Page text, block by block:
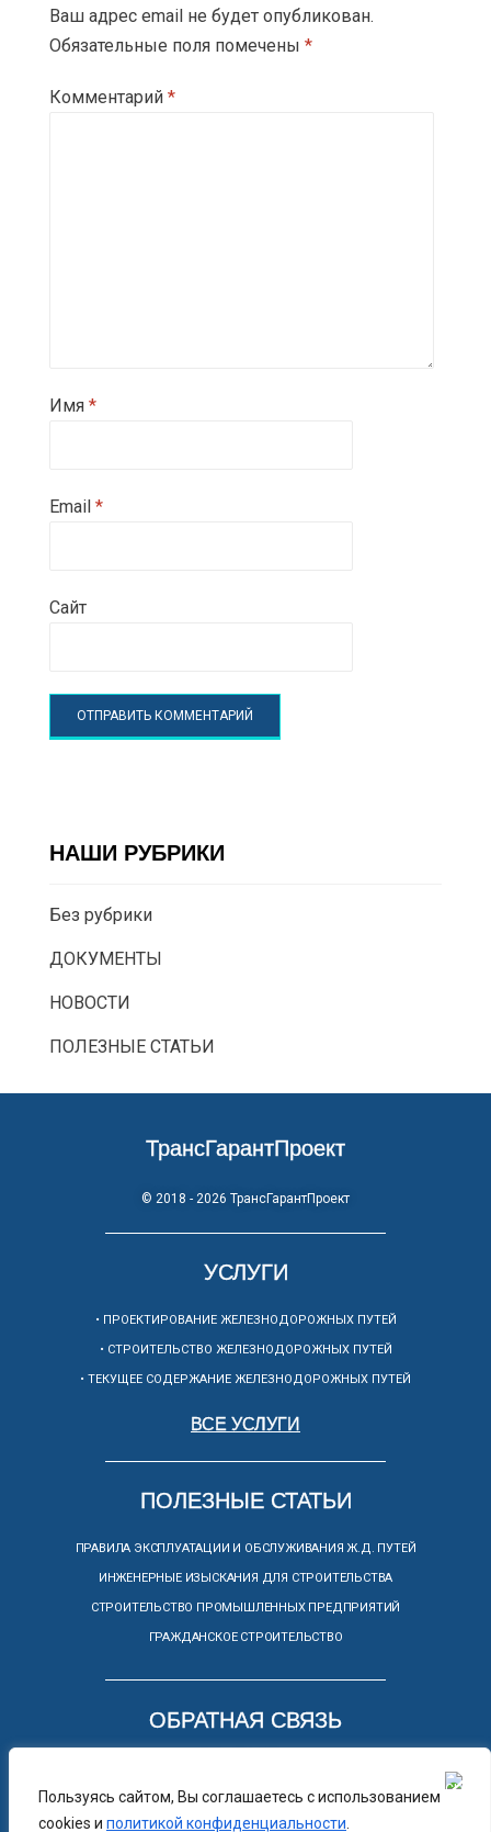
Пользуясь сайтом, Вы соглашаетесь с использованием
cookies и политикой конфиденциальности
Ваш адрес email не будет опубликован.
Обязательные поля помечены *
Комментарий *
Имя *
Email *
Сайт
НАШИ РУБРИКИ
Без рубрики
ДОКУМЕНТЫ
НОВОСТИ
ПОЛЕЗНЫЕ СТАТЬИ
ТрансГарантПроект
© 2018 - 2026 ТрансГарантПроект
УСЛУГИ
• ПРОЕКТИРОВАНИЕ ЖЕЛЕЗНОДОРОЖНЫХ ПУТЕЙ
• СТРОИТЕЛЬСТВО ЖЕЛЕЗНОДОРОЖНЫХ ПУТЕЙ
• ТЕКУЩЕЕ СОДЕРЖАНИЕ ЖЕЛЕЗНОДОРОЖНЫХ ПУТЕЙ
ВСЕ УСЛУГИ
ПОЛЕЗНЫЕ СТАТЬИ
ПРАВИЛА ЭКСПЛУАТАЦИИ И ОБСЛУЖИВАНИЯ Ж.Д. ПУТЕЙ
ИНЖЕНЕРНЫЕ ИЗЫСКАНИЯ ДЛЯ СТРОИТЕЛЬСТВА
СТРОИТЕЛЬСТВО ПРОМЫШЛЕННЫХ ПРЕДПРИЯТИЙ
ГРАЖДАНСКОЕ СТРОИТЕЛЬСТВО
ОБРАТНАЯ СВЯЗЬ
+7(952)558-21-18